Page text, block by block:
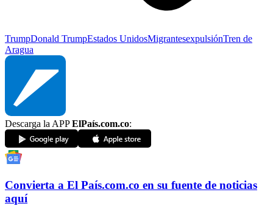
TrumpDonald TrumpEstados UnidosMigrantesexpulsiónTren de
Aragua
Descarga la APPElPaís.com.co:
Convierta a El País.com.co en su fuente de noticias
aquí